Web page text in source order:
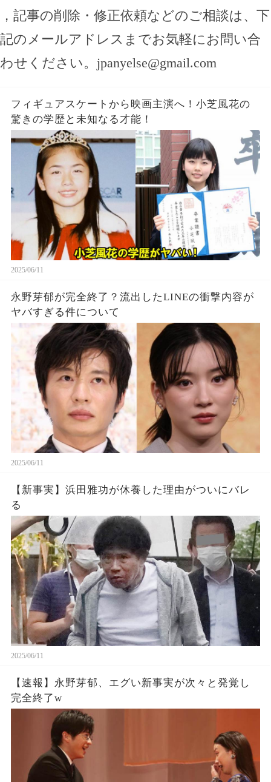
，記事の削除・修正依頼などのご相談は、下
記のメールアドレスまでお気軽にお問い合
わせください。 jpanyelse@gmail.com
フィギュアスケートから映画主演へ！小芝風花の
驚きの学歴と未知なる才能！
2025/06/11
永野芽郁が完全終了？流出したLINEの衝撃内容が
ヤバすぎる件について
2025/06/11
【新事実】浜田雅功が休養した理由がついにバレ
る
2025/06/11
【速報】永野芽郁、エグい新事実が次々と発覚し
完全終了w